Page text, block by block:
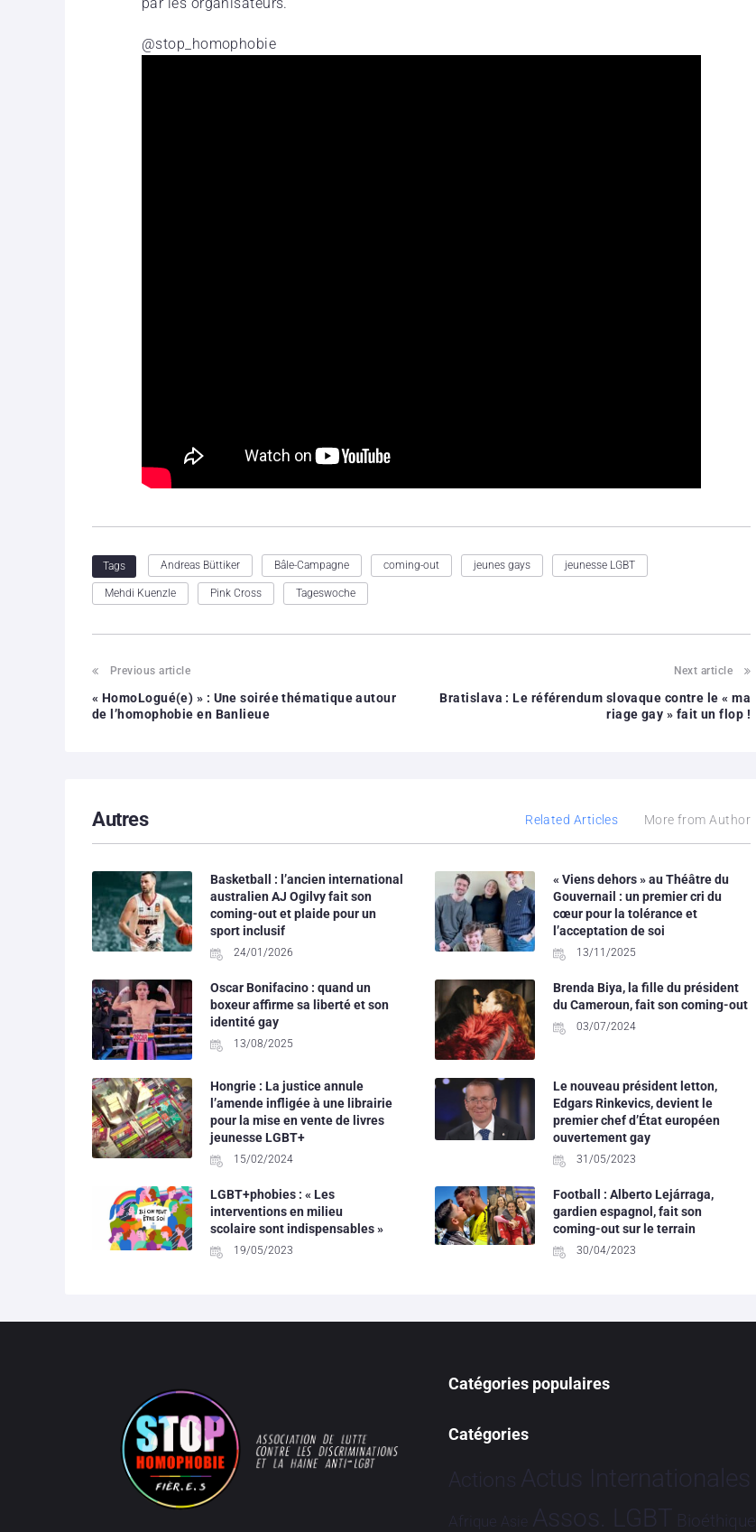
@stop_homophobie
Tags Andreas Büttiker Bâle-Campagne coming-out jeunes gays jeunesse LGBT
Mehdi Kuenzle Pink Cross Tageswoche
Previous article
« HomoLogué(e) » : Une soirée thématique autour
de l’homophobie en Banlieue
Next article
Bratislava : Le référendum slovaque contre le « ma
riage gay » fait un flop !
Autres Related Articles More from Author
Basketball : l’ancien international
australien AJ Ogilvy fait son
coming-out et plaide pour un
sport inclusif
24/01/2026
« Viens dehors » au Théâtre du
Gouvernail : un premier cri du
cœur pour la tolérance et
l’acceptation de soi
13/11/2025
Oscar Bonifacino : quand un
boxeur affirme sa liberté et son
identité gay
13/08/2025
Brenda Biya, la fille du président
du Cameroun, fait son coming-out
03/07/2024
Hongrie : La justice annule
l’amende infligée à une librairie
pour la mise en vente de livres
jeunesse LGBT+
15/02/2024
Le nouveau président letton,
Edgars Rinkevics, devient le
premier chef d’État européen
ouvertement gay
31/05/2023
LGBT+phobies : « Les
interventions en milieu
scolaire sont indispensables »
19/05/2023
Football : Alberto Lejárraga,
gardien espagnol, fait son
coming-out sur le terrain
30/04/2023
Catégories populaires
Catégories
Actions Actus Internationales
Afrique Asie Assos. LGBT Bioéthique